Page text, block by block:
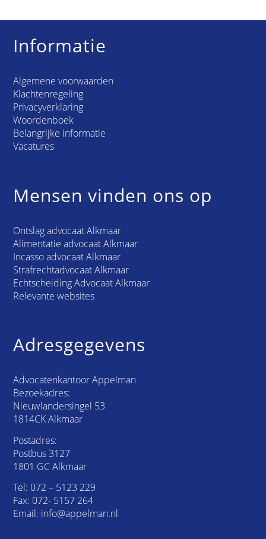
Informatie
Algemene voorwaarden
Klachtenregeling
Privacyverklaring
Woordenboek
Belangrijke informatie
Vacatures
Mensen vinden ons op
Ontslag advocaat Alkmaar
Alimentatie advocaat Alkmaar
Incasso advocaat Alkmaar
Strafrechtadvocaat Alkmaar
Echtscheiding Advocaat Alkmaar
Relevante websites
Adresgegevens
Advocatenkantoor Appelman
Bezoekadres:
Nieuwlandersingel 53
1814CK Alkmaar
Postadres:
Postbus 3127
1801 GC Alkmaar
Tel: 072 – 5123 229
Fax: 072- 5157 264
Email: info@appelman.nl